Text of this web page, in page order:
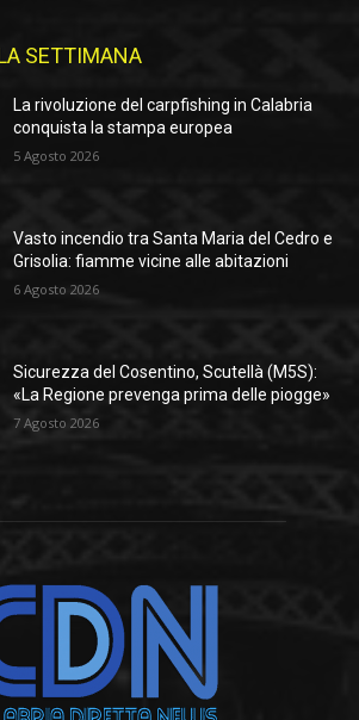
SETTIMANA
La rivoluzione del carpfishing in Calabria
conquista la stampa europea
5 Agosto 2026
Vasto incendio tra Santa Maria del Cedro e
Grisolia: fiamme vicine alle abitazioni
6 Agosto 2026
Sicurezza del Cosentino, Scutellà (M5S):
«La Regione prevenga prima delle piogge»
7 Agosto 2026